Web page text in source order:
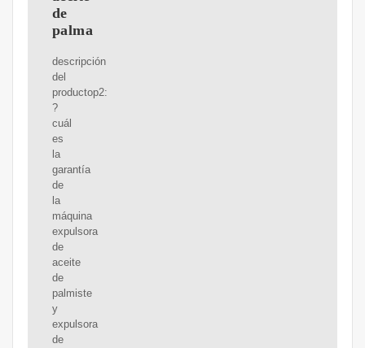
de
palma
descripción
del
productop2:
?
cuál
es
la
garantía
de
la
máquina
expulsora
de
aceite
de
palmiste
y
expulsora
de